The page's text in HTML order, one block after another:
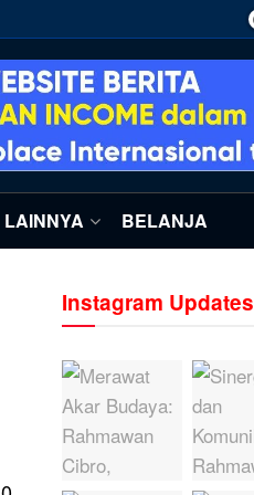
LAINNYA BELANJA
Instagram Updates